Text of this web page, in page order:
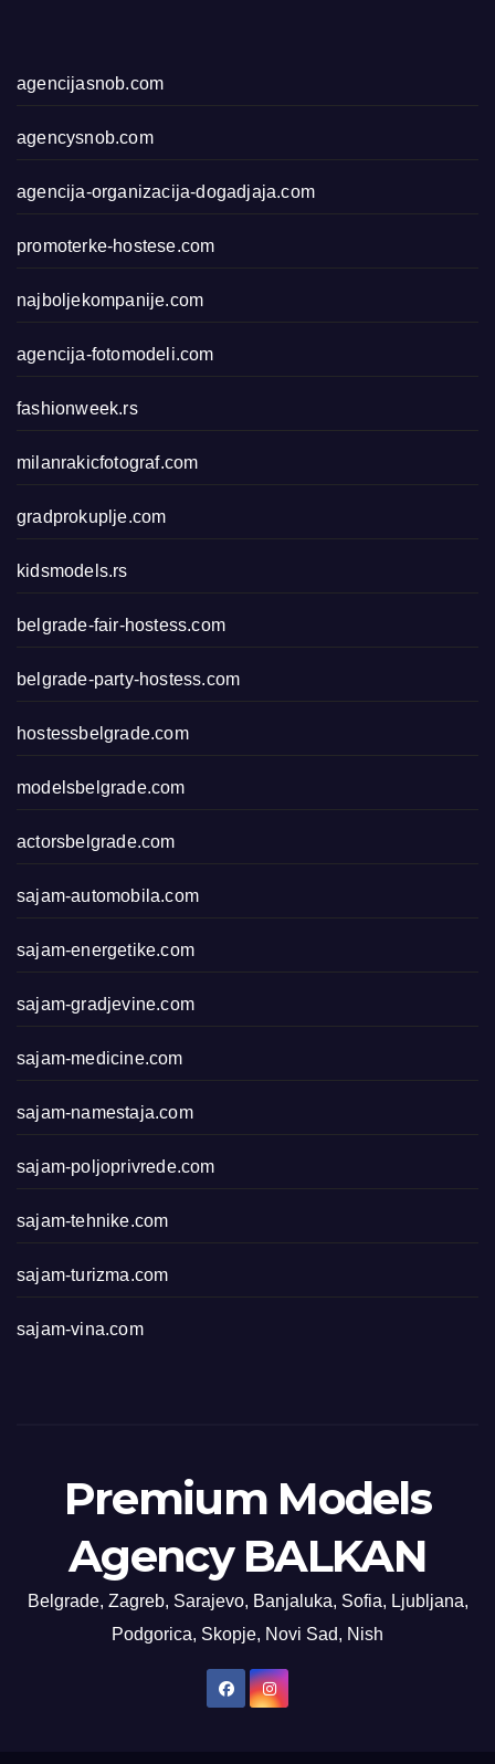
agencijasnob.com
agencysnob.com
agencija-organizacija-dogadjaja.com
promoterke-hostese.com
najboljekompanije.com
agencija-fotomodeli.com
fashionweek.rs
milanrakicfotograf.com
gradprokuplje.com
kidsmodels.rs
belgrade-fair-hostess.com
belgrade-party-hostess.com
hostessbelgrade.com
modelsbelgrade.com
actorsbelgrade.com
sajam-automobila.com
sajam-energetike.com
sajam-gradjevine.com
sajam-medicine.com
sajam-namestaja.com
sajam-poljoprivrede.com
sajam-tehnike.com
sajam-turizma.com
sajam-vina.com
Premium Models
Agency BALKAN
Belgrade, Zagreb, Sarajevo, Banjaluka, Sofia, Ljubljana,
Podgorica, Skopje, Novi Sad, Nish